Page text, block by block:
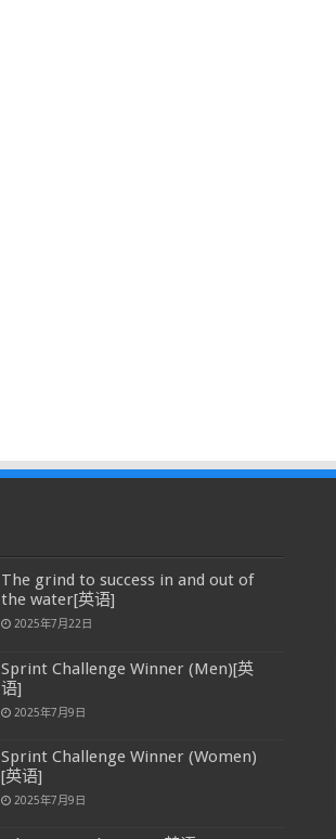
The grind to success in and out of
the water[英语]
2025年7月22日
Sprint Challenge Winner (Men)[英
语]
2025年7月9日
Sprint Challenge Winner (Women)
[英语]
2025年7月9日